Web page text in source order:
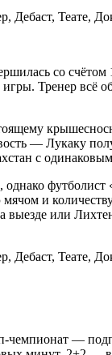
со счётом
Тренер всё
— Лукаку
с
футболист
и
или
—